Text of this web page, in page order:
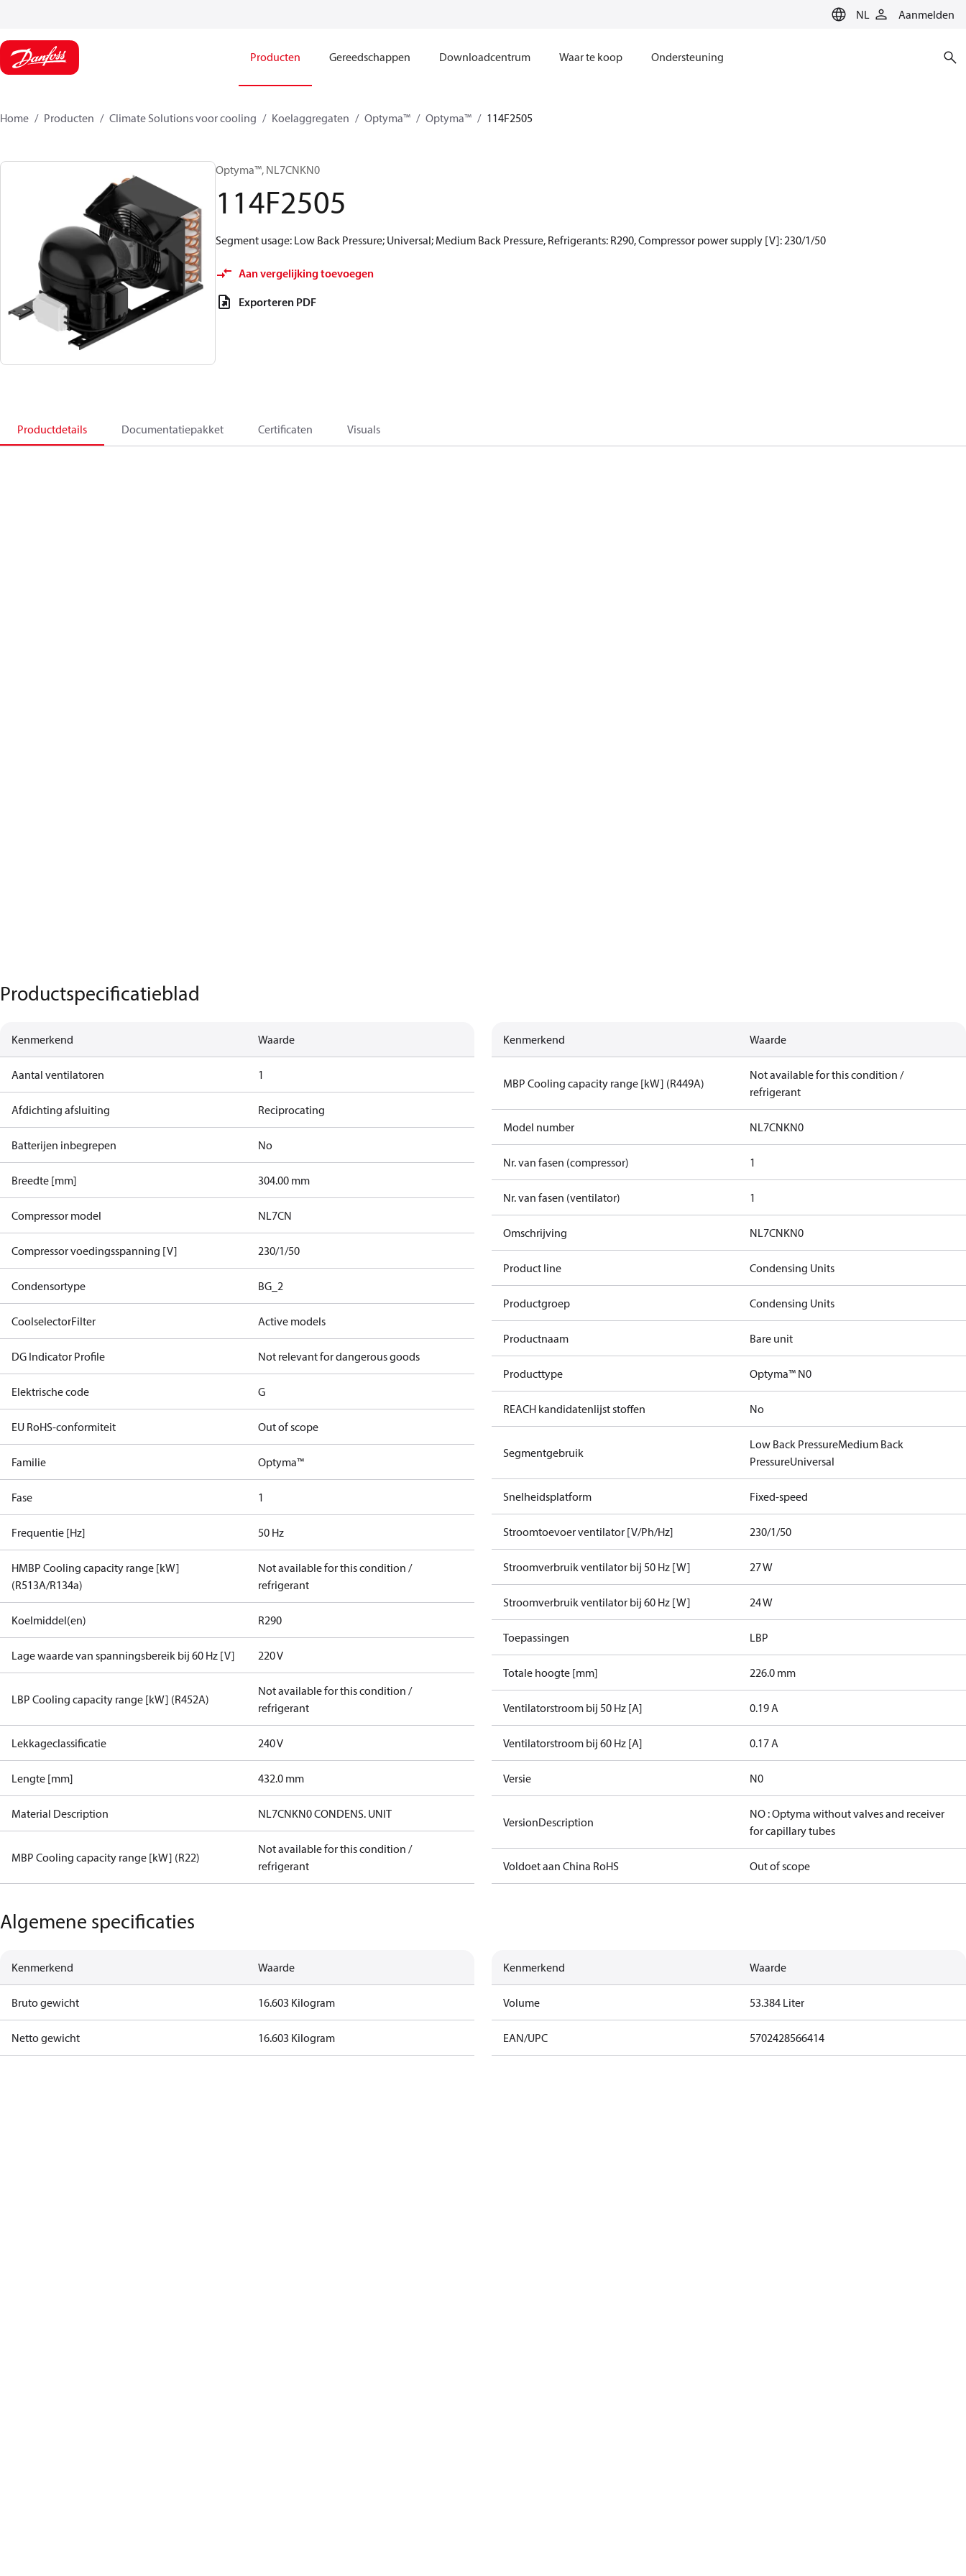
NL Aanmelden
Producten Gereedschappen Downloadcentrum Waar te koop Ondersteuning
Home Producten Climate Solutions voor cooling Koelaggregaten Optyma™ Optyma™ 114F2505
Optyma™, NL7CNKN0
114F2505
Segment usage: Low Back Pressure; Universal; Medium Back Pressure, Refrigerants: R290, Compressor power supply [V]: 230/1/50
Aan vergelijking toevoegen
Exporteren PDF
Productdetails Documentatiepakket Certificaten Visuals
Productspecificatieblad
Kenmerkend Waarde
Aantal ventilatoren 1
Afdichting afsluiting Reciprocating
Batterijen inbegrepen No
Breedte [mm] 304.00 mm
Compressor model NL7CN
Compressor voedingsspanning [V] 230/1/50
Condensortype BG_2
CoolselectorFilter Active models
DG Indicator Profile Not relevant for dangerous goods
Elektrische code G
EU RoHS-conformiteit Out of scope
Familie Optyma™
Fase 1
Frequentie [Hz] 50 Hz
HMBP Cooling capacity range [kW]
(R513A/R134a)
Not available for this condition /
refrigerant
Koelmiddel(en) R290
Lage waarde van spanningsbereik bij 60 Hz [V] 220 V
LBP Cooling capacity range [kW] (R452A)
Not available for this condition /
refrigerant
Lekkageclassificatie 240 V
Lengte [mm] 432.0 mm
Material Description NL7CNKN0 CONDENS. UNIT
MBP Cooling capacity range [kW] (R22)
Not available for this condition /
refrigerant
Kenmerkend Waarde
MBP Cooling capacity range [kW] (R449A)
Not available for this condition /
refrigerant
Model number NL7CNKN0
Nr. van fasen (compressor) 1
Nr. van fasen (ventilator) 1
Omschrijving NL7CNKN0
Product line Condensing Units
Productgroep Condensing Units
Productnaam Bare unit
Producttype Optyma™ N0
REACH kandidatenlijst stoffen No
Segmentgebruik
Low Back PressureMedium Back
PressureUniversal
Snelheidsplatform Fixed-speed
Stroomtoevoer ventilator [V/Ph/Hz] 230/1/50
Stroomverbruik ventilator bij 50 Hz [W] 27 W
Stroomverbruik ventilator bij 60 Hz [W] 24 W
Toepassingen LBP
Totale hoogte [mm] 226.0 mm
Ventilatorstroom bij 50 Hz [A] 0.19 A
Ventilatorstroom bij 60 Hz [A] 0.17 A
Versie N0
VersionDescription
NO : Optyma without valves and receiver
for capillary tubes
Voldoet aan China RoHS Out of scope
Algemene specificaties
Kenmerkend Waarde
Bruto gewicht 16.603 Kilogram
Netto gewicht 16.603 Kilogram
Kenmerkend Waarde
Volume 53.384 Liter
EAN/UPC 5702428566414